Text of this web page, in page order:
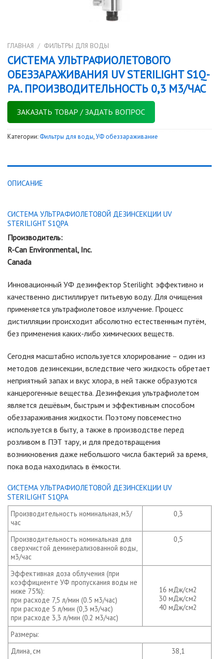
ГЛАВНАЯ / ФИЛЬТРЫ ДЛЯ ВОДЫ
СИСТЕМА УЛЬТРАФИОЛЕТОВОГО
ОБЕЗЗАРАЖИВАНИЯ UV STERILIGHT S1Q-
PA. ПРОИЗВОДИТЕЛЬНОСТЬ 0,3 М3/ЧАС
ЗАКАЗАТЬ ТОВАР / ЗАДАТЬ ВОПРОС
Категории: Фильтры для воды,УФ обеззараживание
ОПИСАНИЕ
СИСТЕМА УЛЬТРАФИОЛЕТОВОЙ ДЕЗИНСЕКЦИИ UV
STERILIGHT S1QPA
Производитель:
R-Can Environmental, Inc.
Canada
Инновационный УФ дезинфектор Sterilight эффективно и
качественно дистиллирует питьевую воду. Для очищения
применяется ультрафиолетовое излучение. Процесс
дистилляции происходит абсолютно естественным путём,
без применения каких-либо химических веществ.
Сегодня масштабно используется хлорирование – один из
методов дезинсекции, вследствие чего жидкость обретает
неприятный запах и вкус хлора, в ней также образуются
канцерогенные вещества. Дезинфекция ультрафиолетом
является дешёвым, быстрым и эффективным способом
обеззараживания жидкости. Поэтому повсеместно
используется в быту, а также в производстве перед
розливом в ПЭТ тару, и для предотвращения
возникновения даже небольшого числа бактерий за время,
пока вода находилась в ёмкости.
СИСТЕМА УЛЬТРАФИОЛЕТОВОЙ ДЕЗИНСЕКЦИИ UV
STERILIGHT S1QPA
Производительность номинальная, м3/
час
0,3
Производительность номинальная для
сверхчистой деминерализованной воды,
м3/час
0,5
Эффективная доза облучения (при
коэффициенте УФ пропускания воды не
ниже 75%):
при расходе 7,5 л/мин (0.5 м3/час)
при расходе 5 л/мин (0,3 м3/час)
при расходе 3,3 л/мин (0.2 м3/час)
16 мДж/см2
30 мДж/см2
40 мДж/см2
Размеры:
Длина, см
38,1